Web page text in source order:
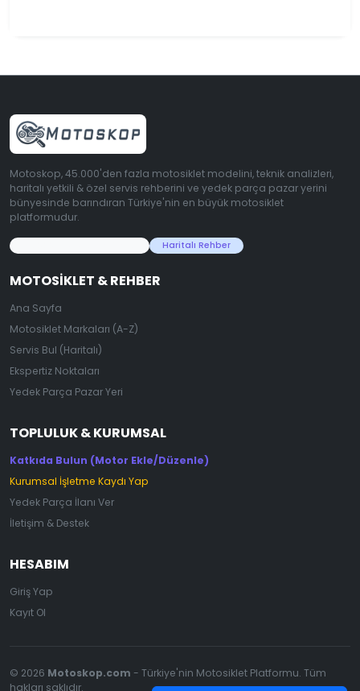
Motoskop, 45.000'den fazla motosiklet modelini, teknik analizleri,
haritalı yetkili & özel servis rehberini ve yedek parça pazar yerini
bünyesinde barındıran Türkiye'nin en büyük motosiklet
platformudur.
Haritalı Rehber
MOTOSIKLET & REHBER
Ana Sayfa
Motosiklet Markaları (A-Z)
Servis Bul (Haritalı)
Ekspertiz Noktaları
Yedek Parça Pazar Yeri
TOPLULUK & KURUMSAL
Katkıda Bulun (Motor Ekle/Düzenle)
Kurumsal İşletme Kaydı Yap
Yedek Parça İlanı Ver
İletişim & Destek
HESABIM
Giriş Yap
Kayıt Ol
© 2026 Motoskop.com - Türkiye'nin Motosiklet Platformu. Tüm
hakları saklıdır.